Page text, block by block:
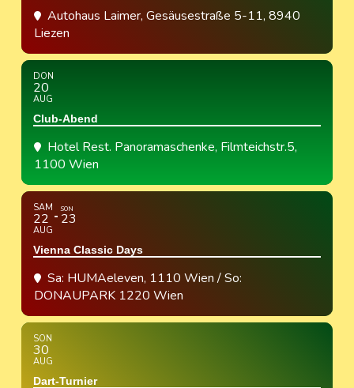
Autohaus Laimer, Gesäusestraße 5-11, 8940
Liezen
DON
20
AUG
Club-Abend
Hotel Rest. Panoramaschenke, Filmteichstr.5,
1100 Wien
SAM
22
AUG
SON
23
Vienna Classic Days
Sa: HUMAeleven, 1110 Wien / So:
DONAUPARK 1220 Wien
SON
30
AUG
Dart-Turnier